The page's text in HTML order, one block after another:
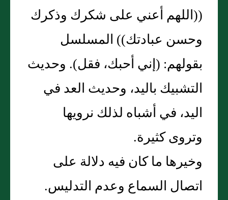
‏(‏‏(‏اللهم أعني على شكرك وذكرك
وحسن عبادتك‏)‏‏)‏ المسلسل
بقولهم‏:‏ ‏(‏إني أحبك، فقل‏)‏‏.‏ وحديث
التشبيك باليد، وحديث العد في
اليد، في أشباه لذلك نرويها
وتروى كثيرة‏.‏
وخيرها ما كان فيه دلالة على
اتصال السماع وعدم التدليس‏.‏